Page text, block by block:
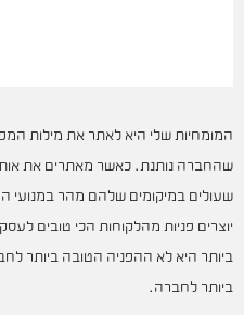
המומחיות שלי היא לאתר את מילות
שהחברה נותנת. כאשר מאתרים את
שעולים במיקומים שלהם מהר
יוצרים פניות מהלקוחות הכי טובים
ביותר היא לא ההפניה הטובה ביותר
ביותר לחברה.